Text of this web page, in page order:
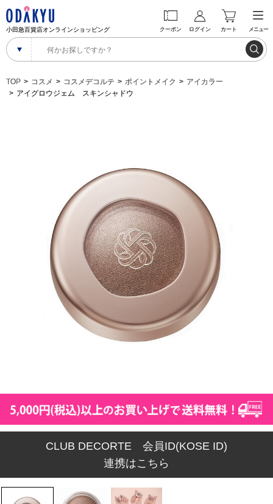
小田急百貨店オンラインショッピング クーポン ログイン カート メニュー
TOP コスメ コスメデコルテ ポイントメイク
アイカラー
アイグロウジェム スキンシャドウ
CLUB DECORTE 会員ID(KOSE ID)
連携はこちら